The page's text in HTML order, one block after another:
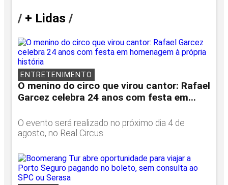
/+ Lidas /
ENTRETENIMENTO
O menino do circo que virou cantor: Rafael
Garcez celebra 24 anos com festa em...
O evento será realizado no próximo dia 4 de
agosto, no Real Circus